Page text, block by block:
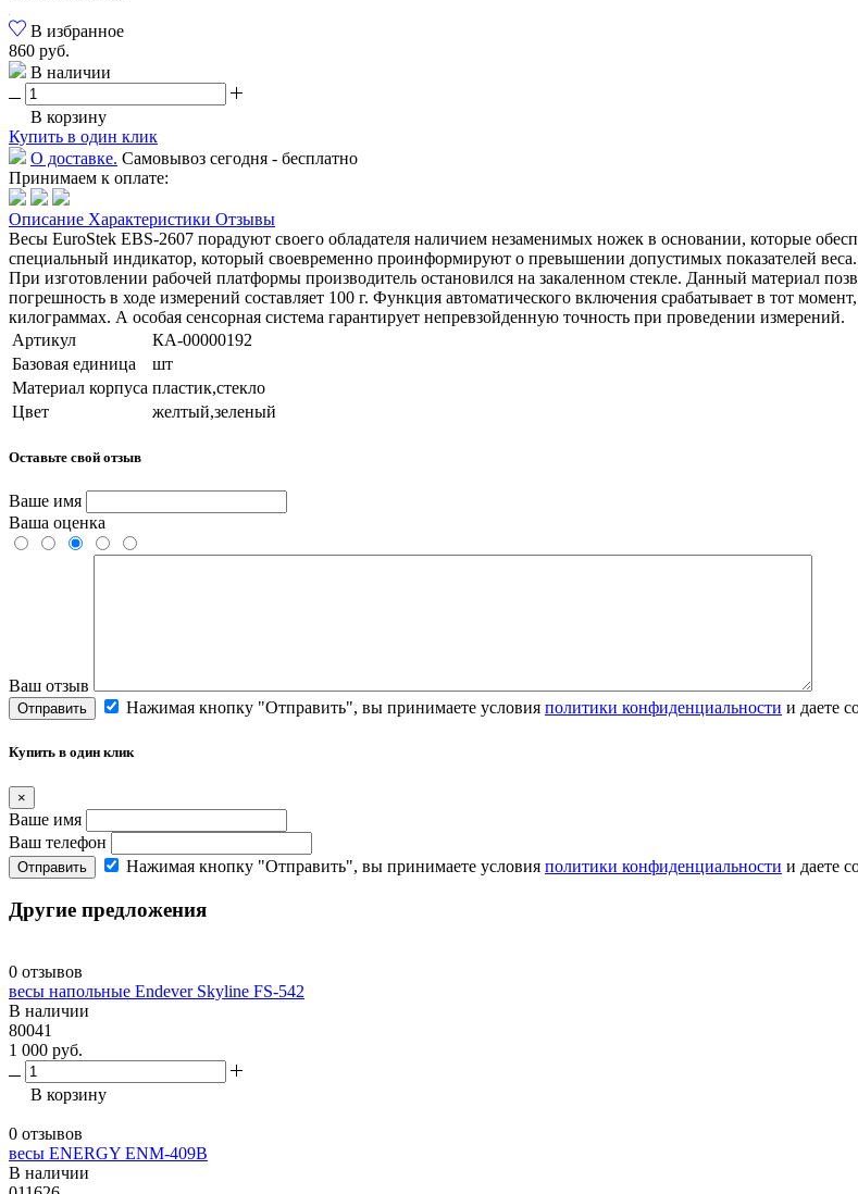
В избранное
860 руб.
В наличии
В корзину
Купить в один клик
О доставке. Самовывоз сегодня - бесплатно
Принимаем к оплате:
Описание Характеристики Отзывы
Весы EuroStek ЕВS-2607 порадуют своего обладателя наличием незаменимых ножек в основании, которые
специальный индикатор, который своевременно проинформируют о превышении допустимых показателей веса.
При изготовлении рабочей платформы производитель остановился на закаленном стекле. Данный материал
погрешность в ходе измерений составляет 100 г. Функция автоматического включения срабатывает в тот
килограммах. А особая сенсорная система гарантирует непревзойденную точность при проведении измерений.
Артикул
КА-00000192
Базовая единица
шт
Материал корпуса пластик,стекло
Цвет
желтый,зеленый
Оставьте свой отзыв
Ваше имя
Ваша оценка
Ваш отзыв
Отправить Нажимая кнопку "Отправить", вы принимаете условия политики конфиденциальности и даете
Купить в один клик
×
Ваше имя
Ваш телефон
Отправить Нажимая кнопку "Отправить", вы принимаете условия политики конфиденциальности и даете
Другие предложения
0 отзывов
весы напольные Endever Skyline FS-542
В наличии
80041
1 000 руб.
В корзину
0 отзывов
весы ENERGY ENM-409B
В наличии